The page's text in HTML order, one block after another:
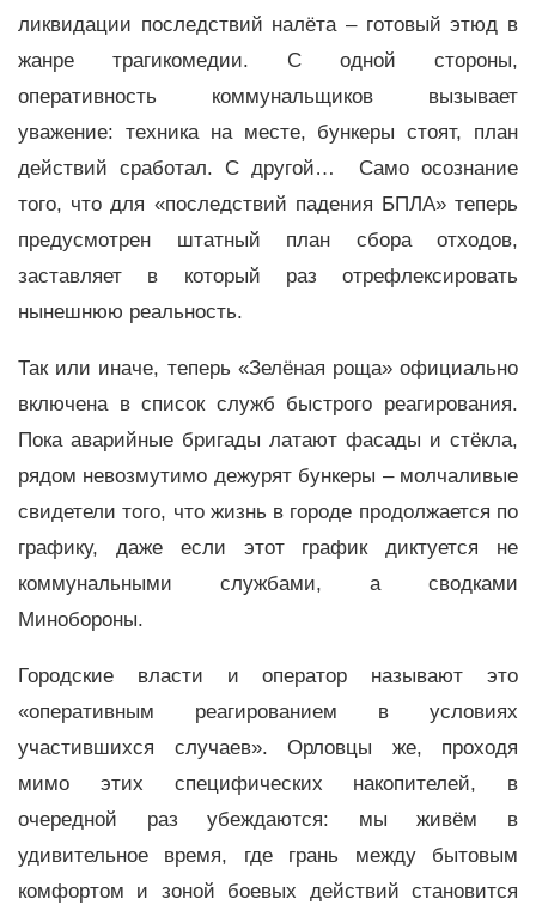
ликвидации последствий налёта – готовый этюд в
жанре трагикомедии. С одной стороны,
оперативность коммунальщиков вызывает
уважение: техника на месте, бункеры стоят, план
действий сработал. С другой… Само осознание
того, что для «последствий падения БПЛА» теперь
предусмотрен штатный план сбора отходов,
заставляет в который раз отрефлексировать
нынешнюю реальность.
Так или иначе, теперь «Зелёная роща» официально
включена в список служб быстрого реагирования.
Пока аварийные бригады латают фасады и стёкла,
рядом невозмутимо дежурят бункеры – молчаливые
свидетели того, что жизнь в городе продолжается по
графику, даже если этот график диктуется не
коммунальными службами, а сводками
Минобороны.
Городские власти и оператор называют это
«оперативным реагированием в условиях
участившихся случаев». Орловцы же, проходя
мимо этих специфических накопителей, в
очередной раз убеждаются: мы живём в
удивительное время, где грань между бытовым
комфортом и зоной боевых действий становится